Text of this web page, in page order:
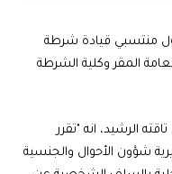
منتسبي قيادة شرطة
المقر وكلية الشرطة
الرشيد، انه "تقرر
شؤون الأحوال والجنسية